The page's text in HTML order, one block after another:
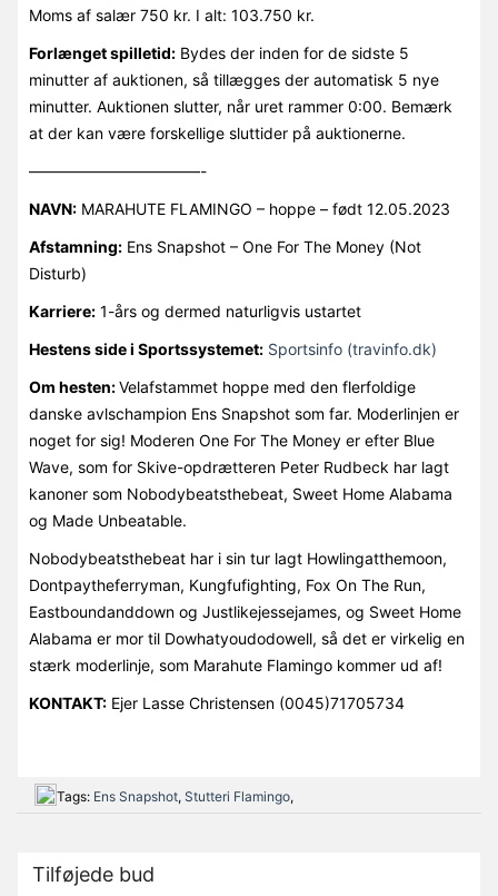
Moms af salær 750 kr. I alt: 103.750 kr.
Forlænget spilletid:Bydes der inden for de sidste 5
minutter af auktionen, så tillægges der automatisk 5 nye
minutter. Auktionen slutter, når uret rammer 0:00. Bemærk
at der kan være forskellige sluttider på auktionerne.
———————————-
NAVN:MARAHUTE FLAMINGO – hoppe – født 12.05.2023
Afstamning:Ens Snapshot – One For The Money (Not
Disturb)
Karriere:1-års og dermed naturligvis ustartet
Hestens side i Sportssystemet: Sportsinfo (travinfo.dk)
Om hesten:Velafstammet hoppe med den flerfoldige
danske avlschampion Ens Snapshot som far. Moderlinjen er
noget for sig! Moderen One For The Money er efter Blue
Wave, som for Skive-opdrætteren Peter Rudbeck har lagt
kanoner som Nobodybeatsthebeat, Sweet Home Alabama
og Made Unbeatable.
Nobodybeatsthebeat har i sin tur lagt Howlingatthemoon,
Dontpaytheferryman, Kungfufighting, Fox On The Run,
Eastboundanddown og Justlikejessejames, og Sweet Home
Alabama er mor til Dowhatyoudodowell, så det er virkelig en
stærk moderlinje, som Marahute Flamingo kommer ud af!
KONTAKT:Ejer Lasse Christensen (0045)71705734
Tags: Ens Snapshot, Stutteri Flamingo,
Tilføjede bud